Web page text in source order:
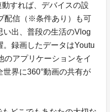
すれば、デバイスの設
配信（※条件あり）も可
い出、普段の生活のVlog
録画したデータはYoutu
のアプリケーションをイ
界に360°動画の共有が